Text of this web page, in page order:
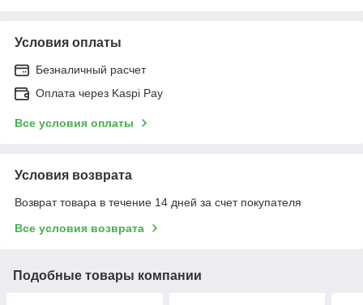
Условия оплаты
Безналичный расчет
Оплата через Kaspi Pay
Все условия оплаты
Условия возврата
Возврат товара в течение 14 дней за счет покупателя
Все условия возврата
Подобные товары компании